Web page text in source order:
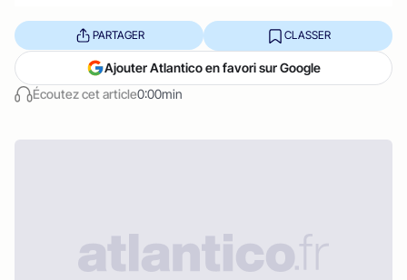
Écoutez cet article0:00min
PARTAGER CLASSER
Ajouter Atlantico en favori sur Google